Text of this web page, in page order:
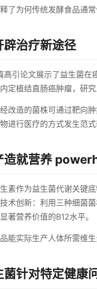
了为何传统发酵食品通常
辟治疗新途径
引论文展示了益生菌在
定植结直肠癌肿瘤，研
改造的菌株可通过靶向
进行医疗的方式发生范式
造就营养
素作为益生菌代谢关键
术创新：利用三种细菌
著营养价值的B12水平。
能实际生产人体所需维
菌针对特定健康